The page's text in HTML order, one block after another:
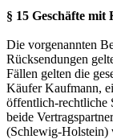
§ 15 Geschäfte mit
Die vorgenannten
Rücksendungen
Fällen gelten die
Käufer Kaufmann,
öffentlich-rechtliche
beide
(Schlewig-Holstein)